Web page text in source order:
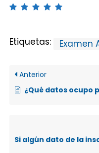
Etiquetas: Examen
Anterior
¿Qué datos ocupo para registrar